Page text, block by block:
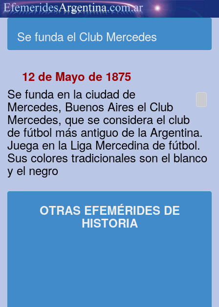
Se funda el Club Mercedes
12 de Mayo de 1875
Se funda en la ciudad de
Mercedes, Buenos Aires el Club
Mercedes, que se considera el club
de fútbol más antiguo de la Argentina.
Juega en la Liga Mercedina de fútbol.
Sus colores tradicionales son el blanco
y el negro
OTRAS EFEMÉRIDES DE
HISTORIA